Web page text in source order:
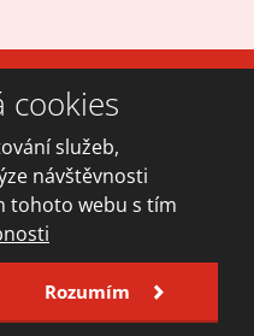
eBRÁNA
použití
cookies
služeb,
návštěvnosti
tohoto webu s tím
Rozumím